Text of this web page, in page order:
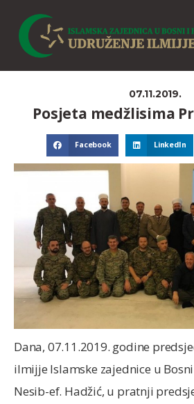
07.11.2019.
Posjeta medžlisima
Facebook LinkedIn
Dana, 07.11.2019. godine
ilmijje Islamske zajednice u
Nesib-ef. Hadžić, u pratnji